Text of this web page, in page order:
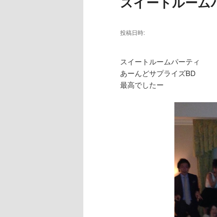
投稿日時:
スイートルームパーティ
あーんどサプライズBD
最高でしたー